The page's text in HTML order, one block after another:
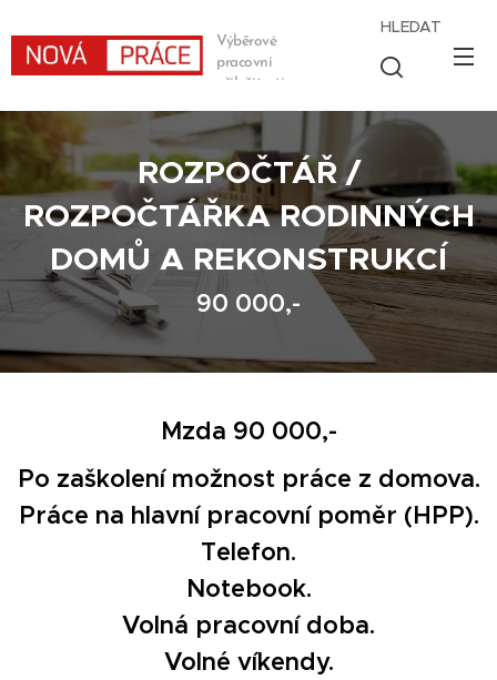
Výběrové
pracovní
příležitosti
HLEDAT
ROZPOČTÁŘ /
ROZPOČTÁŘKA RODINNÝCH
DOMŮ A REKONSTRUKCÍ
90 000,-
Mzda 90 000,-
Po zaškolení možnost práce z domova.
Práce na hlavní pracovní poměr (HPP).
Telefon.
Notebook.
Volná pracovní doba.
Volné víkendy.